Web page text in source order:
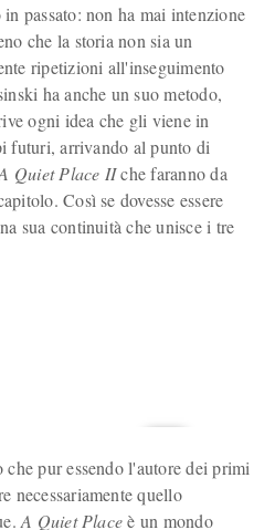
passato: non ha mai intenzione
che la storia non sia un
ripetizioni all'inseguimento
ha anche un suo metodo,
ogni idea che gli viene in
futuri, arrivando al punto di
Quiet Place IIche faranno da
Così se dovesse essere
sua continuità che unisce i tre
pur essendo l'autore dei primi
necessariamente quello
A Quiet Placeè un mondo